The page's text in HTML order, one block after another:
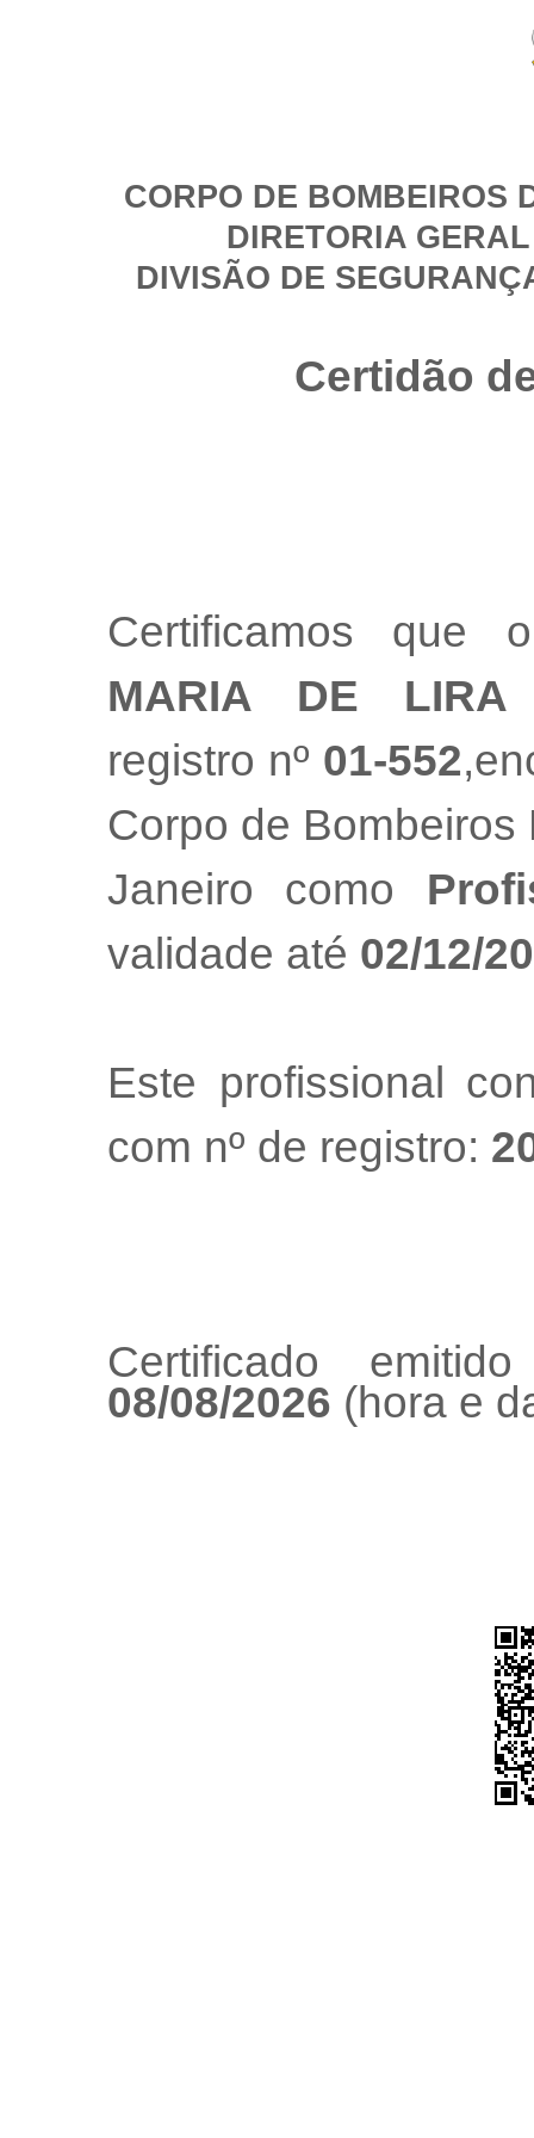
CORPO DE BOMBEIROS
DIRETORIA
DIVISÃO DE
Certidão
Certificamos que
MARIA DE LIRA
registro nº 01-552
Corpo de
Janeiro como
validade até 02/12/
Este profissional
com nº de registro:
Certificado
08/08/2026 (hora e